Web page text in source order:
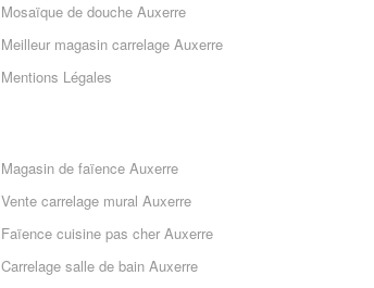
Mosaïque de douche Auxerre
Meilleur magasin carrelage Auxerre
Mentions Légales
Magasin de faïence Auxerre
Vente carrelage mural Auxerre
Faïence cuisine pas cher Auxerre
Carrelage salle de bain Auxerre